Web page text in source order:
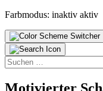
Farbmodus: inaktiv aktiv
Suchen
nach: